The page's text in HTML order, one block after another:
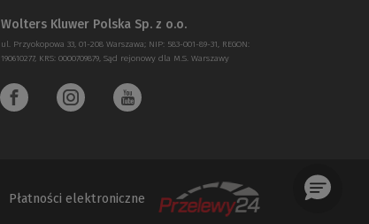
Wolters Kluwer Polska Sp. z o.o.
ul. Przyokopowa 33, 01-208 Warszawa; NIP: 583-001-89-31, REGON:
190610277, KRS: 0000709879, Sąd rejonowy dla M.S. Warszawy
Płatności elektroniczne
(Nowe
(Link